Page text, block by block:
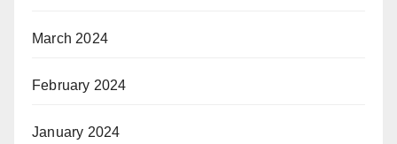
March 2024
February 2024
January 2024